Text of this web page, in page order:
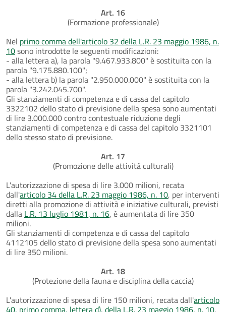
Art. 16
(Formazione professionale)
Nel primo comma dell'articolo 32 della L.R. 23 maggio 1986, n.
10sono introdotte le seguenti modificazioni:
- alla lettera a), la parola "9.467.933.800" è sostituita con la
parola "9.175.880.100";
- alla lettera b) la parola "2.950.000.000" è sostituita con la
parola "3.242.045.700".
Gli stanziamenti di competenza e di cassa del capitolo
3322102 dello stato di previsione della spesa sono aumentati
di lire 3.000.000 contro contestuale riduzione degli
stanziamenti di competenza e di cassa del capitolo 3321101
dello stesso stato di previsione.
Art. 17
(Promozione delle attività culturali)
L'autorizzazione di spesa di lire 3.000 milioni, recata
dall'articolo 34 della L.R. 23 maggio 1986, n. 10, per interventi
diretti alla promozione di attività e iniziative culturali, previsti
dalla L.R. 13 luglio 1981, n. 16, è aumentata di lire 350
milioni.
Gli stanziamenti di competenza e di cassa del capitolo
4112105 dello stato di previsione della spesa sono aumentati
di lire 350 milioni.
Art. 18
(Protezione della fauna e disciplina della caccia)
L'autorizzazione di spesa di lire 150 milioni, recata dall'articolo
40, primo comma, lettera d), della L.R. 23 maggio 1986, n. 10,